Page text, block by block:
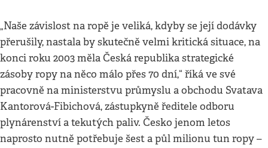
„Naše závislost na ropě je veliká, kdyby se její dodávky
přerušily, nastala by skutečně velmi kritická situace, na
konci roku 2003 měla Česká republika strategické
zásoby ropy na něco málo přes 70 dní,“ říká ve své
pracovně na ministerstvu průmyslu a obchodu Svatava
Kantorová-Fibichová, zástupkyně ředitele odboru
plynárenství a tekutých paliv. Česko jenom letos
naprosto nutně potřebuje šest a půl milionu tun ropy –